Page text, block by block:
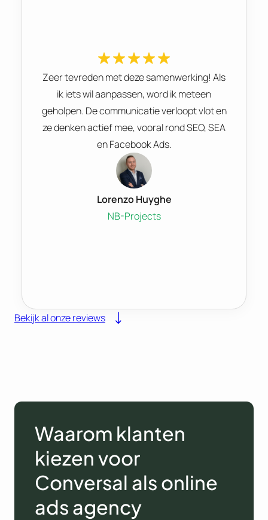
Zeer tevreden met deze samenwerking! Als
ik iets wil aanpassen, word ik meteen
geholpen. De communicatie verloopt vlot en
ze denken actief mee, vooral rond SEO, SEA
en Facebook Ads.
Lorenzo Huyghe
NB-Projects
Bekijk al onze reviews
Waarom klanten
kiezen voor
Conversal als online
ads agency